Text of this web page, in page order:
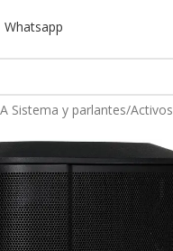
Whatsapp
Sistema y parlantes/Activos